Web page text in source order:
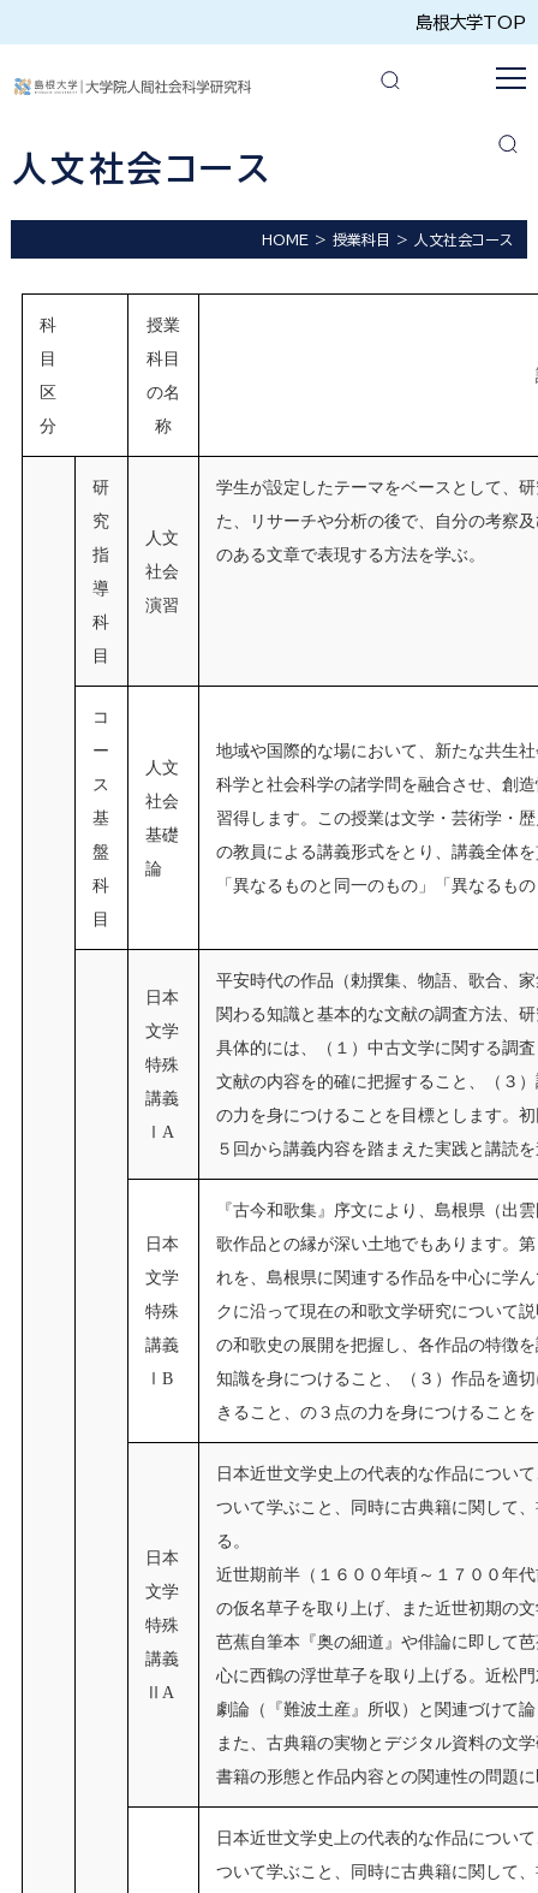
島根大学TOP
人文社会コース
HOME 授業科目 人文社会コース
科
目
区
分
授業
科目
の名
称
研
究
指
導
科
目
人文
社会
演習
学生が設定したテーマをベースとして、
た、リサーチや分析の後で、自分の考察
のある文章で表現する方法を学ぶ。
コ
ー
ス
基
盤
科
目
人文
社会
基礎
論
地域や国際的な場において、新たな共生
科学と社会科学の諸学問を融合させ、創
習得します。この授業は文学・芸術学・
の教員による講義形式をとり、講義全体
「異なるものと同一のもの」「異なるも
日本
文学
特殊
講義
ⅠA
平安時代の作品（勅撰集、物語、歌合、
関わる知識と基本的な文献の調査方法、
具体的には、（１）中古文学に関する調
文献の内容を的確に把握すること、（３
の力を身につけることを目標とします。
５回から講義内容を踏まえた実践と講読
日本
文学
特殊
講義
ⅠB
『古今和歌集』序文により、島根県（出
歌作品との縁が深い土地でもあります。
れを、島根県に関連する作品を中心に学
クに沿って現在の和歌文学研究について
の和歌史の展開を把握し、各作品の特徴
知識を身につけること、（３）作品を適
きること、の３点の力を身につけること
日本
文学
特殊
講義
ⅡA
日本近世文学史上の代表的な作品につい
ついて学ぶこと、同時に古典籍に関して
る。
近世期前半（１６００年頃～１７００年
の仮名草子を取り上げ、また近世初期の
芭蕉自筆本『奥の細道』や俳論に即して
心に西鶴の浮世草子を取り上げる。近松
劇論（『難波土産』所収）と関連づけて
また、古典籍の実物とデジタル資料の文
書籍の形態と作品内容との関連性の問題
日本近世文学史上の代表的な作品につい
ついて学ぶこと、同時に古典籍に関して